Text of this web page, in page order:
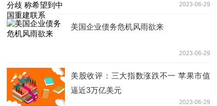
2023-06-29
美国企业债务危机风雨欲来
2023-06-29
美股收评：三大指数涨跌不一 苹果市值
逼近3万亿美元
2023-06-29